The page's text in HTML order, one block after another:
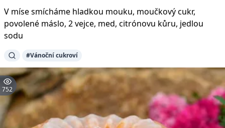
V míse smícháme hladkou mouku, moučkový cukr,
povolené máslo, 2 vejce, med, citrónovu kůru, jedlou
sodu
#Vánoční cukroví
752